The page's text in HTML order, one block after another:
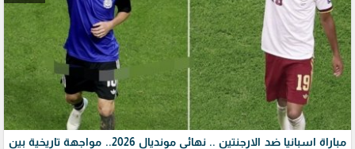
مباراة اسبانيا ضد الارجنتين .. نهائي مونديال 2026.. مواجهة تاريخية بين